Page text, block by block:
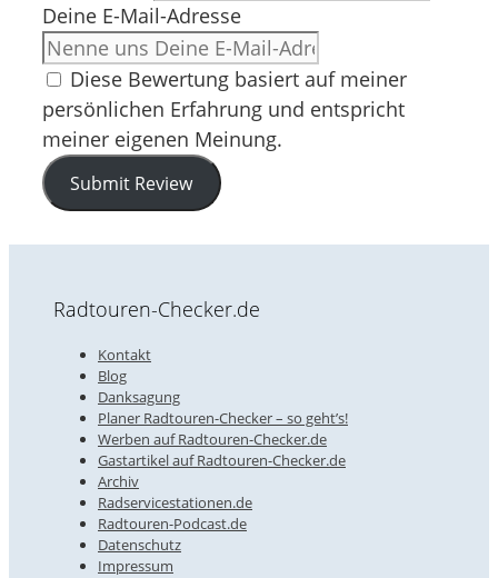
Deine E-Mail-Adresse
Diese Bewertung basiert auf meiner
persönlichen Erfahrung und entspricht
meiner eigenen Meinung.
Submit Review
Radtouren-Checker.de
Kontakt
Blog
Danksagung
Planer Radtouren-Checker – so geht’s!
Werben auf Radtouren-Checker.de
Gastartikel auf Radtouren-Checker.de
Archiv
Radservicestationen.de
Radtouren-Podcast.de
Datenschutz
Impressum